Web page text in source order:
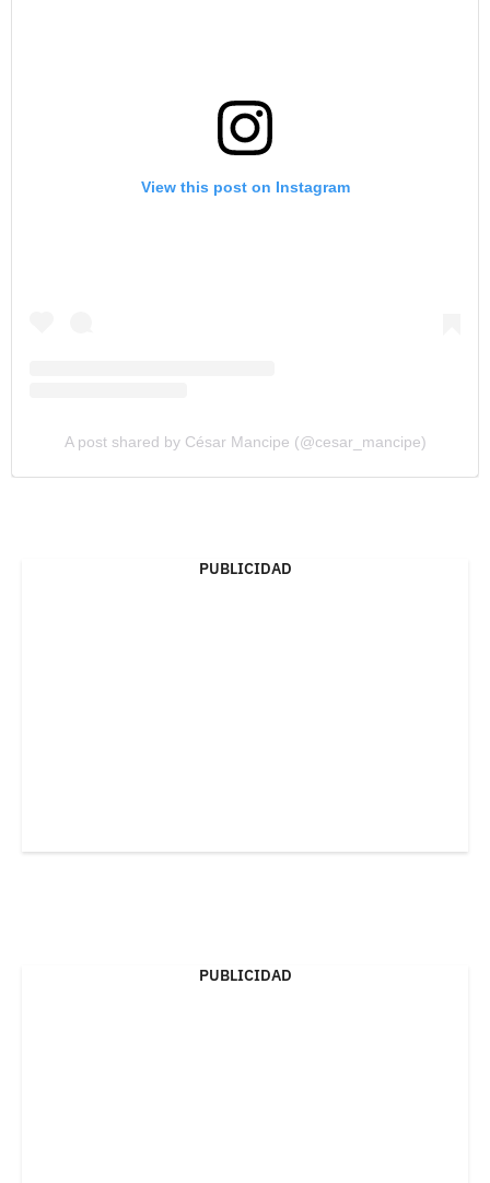
View this post on Instagram
A post shared by César Mancipe (@cesar_mancipe)
PUBLICIDAD
PUBLICIDAD